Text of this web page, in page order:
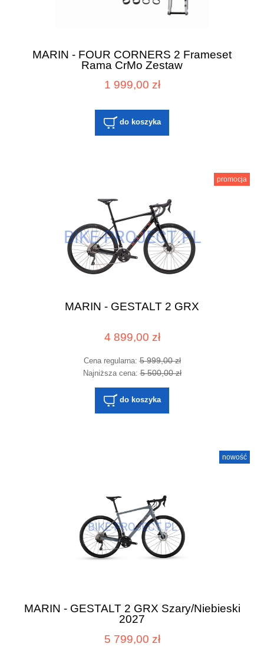
MARIN - FOUR CORNERS 2 Frameset
Rama CrMo Zestaw
1 999,00 zł
do koszyka
MARIN - GESTALT 2 GRX
4 899,00 zł
Cena regularna:5 999,00 zł
Najniższa cena:5 500,00 zł
do koszyka
promocja
MARIN - GESTALT 2 GRX Szary/Niebieski
2027
5 799,00 zł
nowość